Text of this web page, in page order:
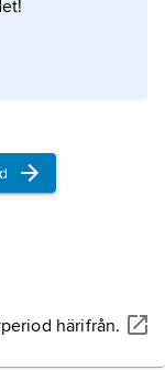
härifrån.